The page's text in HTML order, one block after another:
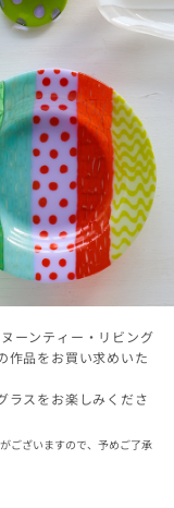
ーンティー・リビング
作品をお買い求めいた
ラスをお楽しみくださ
ございますので、予めご了承